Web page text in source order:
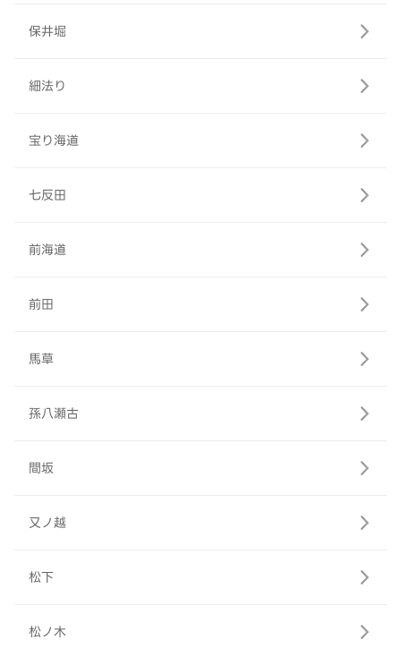
保井堀
細法り
宝り海道
七反田
前海道
前田
馬草
孫八瀬古
間坂
又ノ越
松下
松ノ木